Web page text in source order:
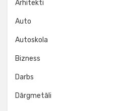
Arhitekti
Auto
Autoskola
Bizness
Darbs
Dārgmetāli